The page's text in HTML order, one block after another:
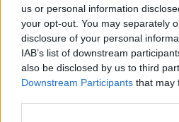
us or personal information
your opt-out. You may separately
disclosure of your personal
IAB’s list of downstream
also be disclosed by us to third
Downstream Participants that may
BELFÖLD #
#SZEGED #MENTŐAUTÓ